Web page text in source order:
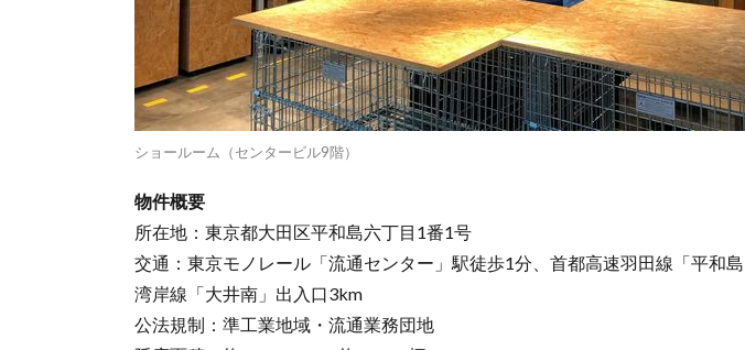
ショールーム（センタービル9階）
物件概要
所在地：東京都大田区平和島六丁目1番1号
交通：東京モノレール「流通センター」駅徒歩1分、首都高速羽田線「平和
湾岸線「大井南」出入口3km
公法規制：準工業地域・流通業務団地